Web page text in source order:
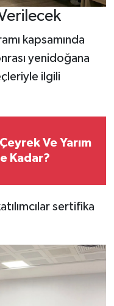
kapsamında
yenidoğana
ilgili
Ve Yarım
Kadar?
sertifika